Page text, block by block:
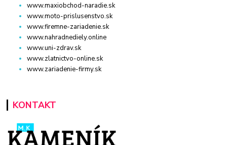
www.maxiobchod-naradie.sk
www.moto-prislusenstvo.sk
www.firemne-zariadenie.sk
www.nahradnediely.online
www.uni-zdrav.sk
www.zlatnictvo-online.sk
www.zariadenie-firmy.sk
KONTAKT